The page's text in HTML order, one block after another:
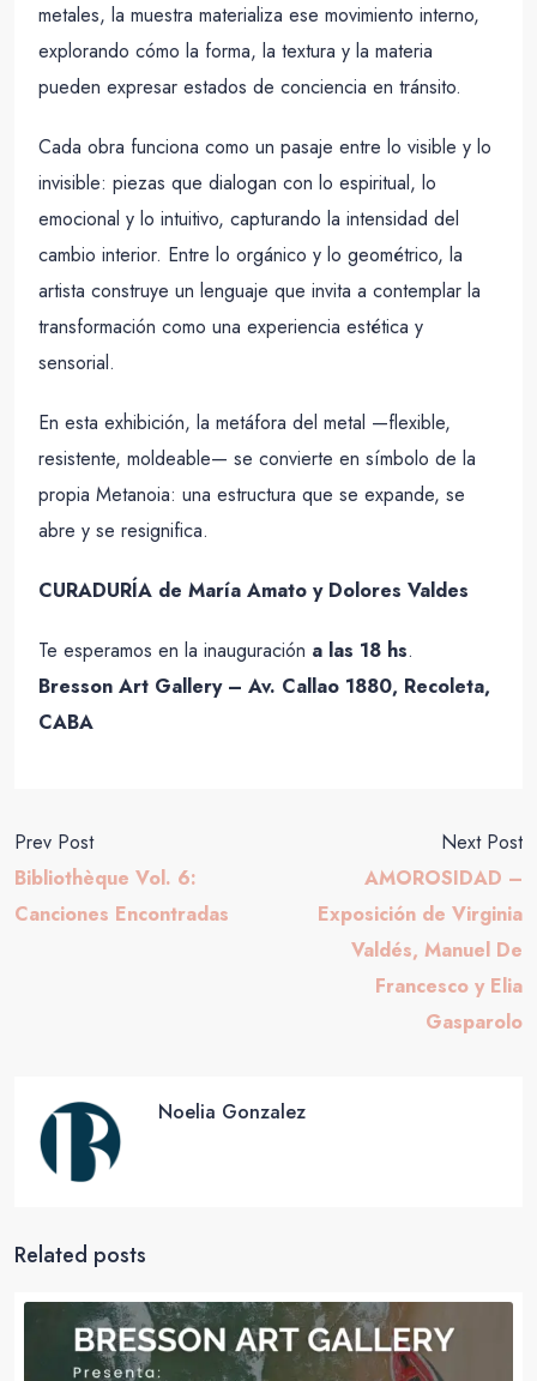
metales, la muestra materializa ese movimiento interno,
explorando cómo la forma, la textura y la materia
pueden expresar estados de conciencia en tránsito.
Cada obra funciona como un pasaje entre lo visible y lo
invisible: piezas que dialogan con lo espiritual, lo
emocional y lo intuitivo, capturando la intensidad del
cambio interior. Entre lo orgánico y lo geométrico, la
artista construye un lenguaje que invita a contemplar la
transformación como una experiencia estética y
sensorial.
En esta exhibición, la metáfora del metal —flexible,
resistente, moldeable— se convierte en símbolo de la
propia Metanoia: una estructura que se expande, se
abre y se resignifica.
CURADURÍA de María Amato y Dolores Valdes
Te esperamos en la inauguración a las 18 hs.
Bresson Art Gallery – Av. Callao 1880, Recoleta,
CABA
Prev Post
Bibliothèque Vol. 6:
Canciones Encontradas
Next Post
AMOROSIDAD –
Exposición de Virginia
Valdés, Manuel De
Francesco y Elia
Gasparolo
Noelia Gonzalez
Related posts